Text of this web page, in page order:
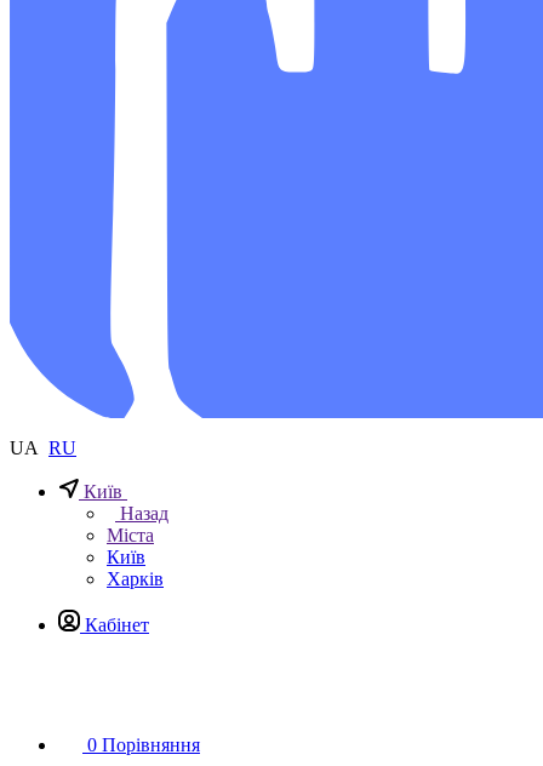
UA RU
Київ
Назад
Міста
Київ
Харків
Кабінет
0 Порівняння